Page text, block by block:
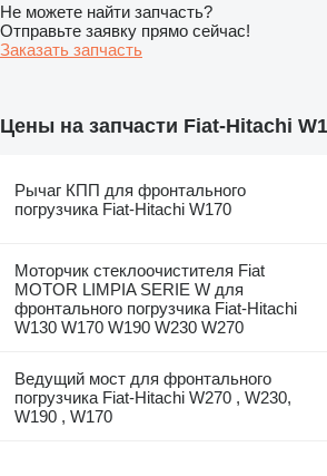
Не можете найти запчасть?
Отправьте заявку прямо сейчас!
Заказать запчасть
Цены на запчасти Fiat-Hitachi
Рычаг КПП для фронтального
погрузчика Fiat-Hitachi W170
Моторчик стеклоочистителя Fiat
MOTOR LIMPIA SERIE W для
фронтального погрузчика Fiat-Hitachi
W130 W170 W190 W230 W270
Ведущий мост для фронтального
погрузчика Fiat-Hitachi W270 , W230,
W190 , W170